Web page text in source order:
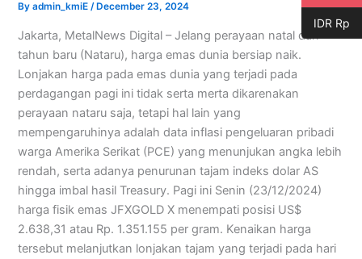
Byadmin_kmiE/ December 23, 2024
Jakarta, MetalNews Digital – Jelang perayaan natal dan
tahun baru (Nataru), harga emas dunia bersiap naik.
Lonjakan harga pada emas dunia yang terjadi pada
perdagangan pagi ini tidak serta merta dikarenakan
perayaan nataru saja, tetapi hal lain yang
mempengaruhinya adalah data inflasi pengeluaran pribadi
warga Amerika Serikat (PCE) yang menunjukan angka lebih
rendah, serta adanya penurunan tajam indeks dolar AS
hingga imbal hasil Treasury. Pagi ini Senin (23/12/2024)
harga fisik emas JFXGOLD X menempati posisi US$
2.638,31 atau Rp. 1.351.155 per gram. Kenaikan harga
tersebut melanjutkan lonjakan tajam yang terjadi pada hari
IDR Rp